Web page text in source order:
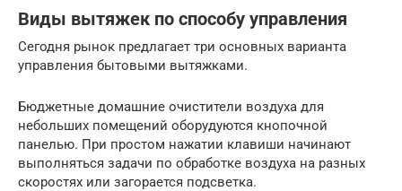
Виды вытяжек по способу управления
Сегодня рынок предлагает три основных варианта
управления бытовыми вытяжками.
Бюджетные домашние очистители воздуха для
небольших помещений оборудуются кнопочной
панелью. При простом нажатии клавиши начинают
выполняться задачи по обработке воздуха на разных
скоростях или загорается подсветка.